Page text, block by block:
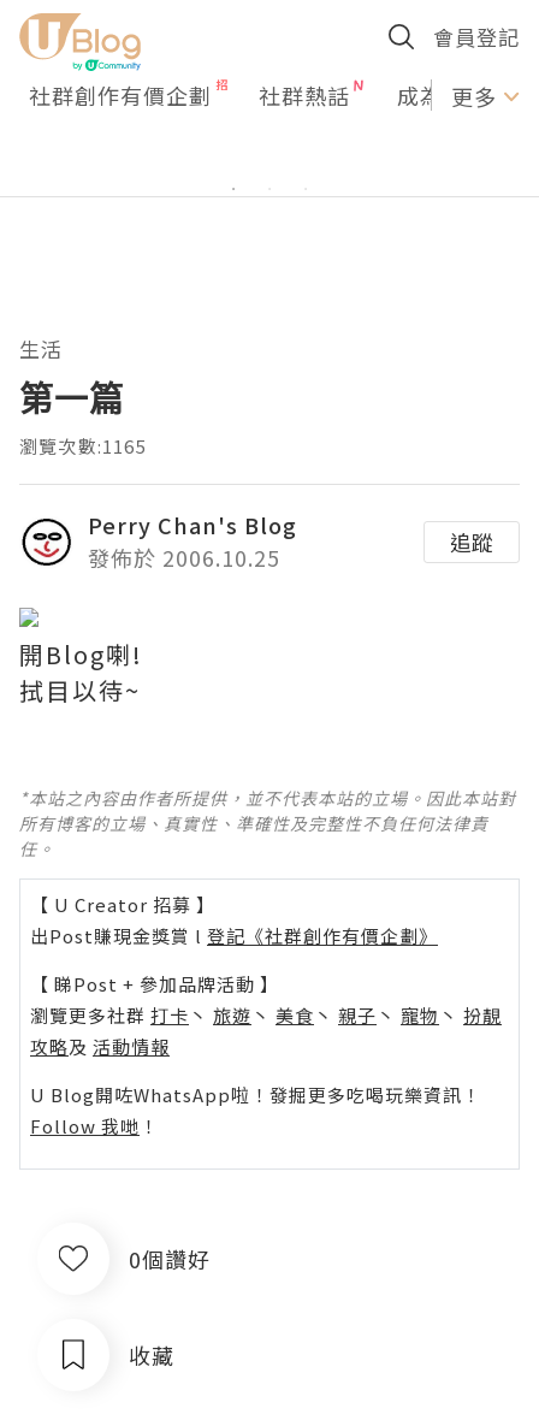
會員登記
社群創作有價企劃 社群熱話 成為U更多
生活
第一篇
瀏覽次數:1165
Perry Chan's Blog
發佈於 2006.10.25
追蹤
開Blog喇!
拭目以待~
*本站之內容由作者所提供，並不代表本站的立場。因此本站對
所有博客的立場、真實性、準確性及完整性不負任何法律責
任。
【 U Creator 招募 】
出Post賺現金獎賞 l 登記《社群創作有價企劃》
【 睇Post + 參加品牌活動 】
瀏覽更多社群 打卡 丶 旅遊 丶 美食 丶 親子 丶 寵物 丶 扮靚
攻略及 活動情報
U Blog開咗WhatsApp啦！發掘更多吃喝玩樂資訊！
Follow 我哋 ！
0個讚好
收藏